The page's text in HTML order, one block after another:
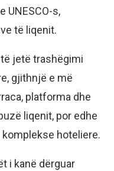
UNESCO-s,
të liqenit.
jetë trashëgimi
gjithnjë e më
platforma dhe
liqenit, por edhe
hoteliere.
i kanë dërguar